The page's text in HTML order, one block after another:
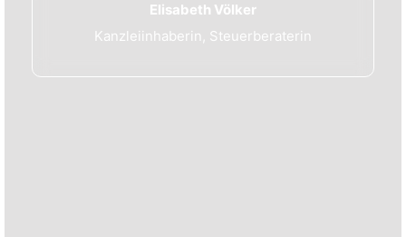
Elisabeth Völker
Kanzleiinhaberin, Steuerberaterin